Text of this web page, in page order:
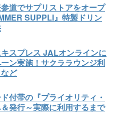
道でサプリストアをオープ
SUPPLI』特製ドリン
スプレス JALオンラインに
ン実施！サクララウンジ利
ど
付帯の『プライオリティ・
発行～実際に利用するまで